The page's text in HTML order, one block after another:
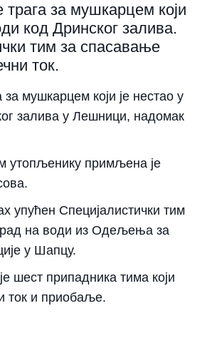
за мушкарцем који
код Дринског залива.
тим за спасавање
ток.
за мушкарцем који је нестао у
залива у Лешници, надомак
утопљенику примљена је
упућен Специјалистички тим
на води из Одељења за
у Шапцу.
шест припадника тима који
ток и приобаље.